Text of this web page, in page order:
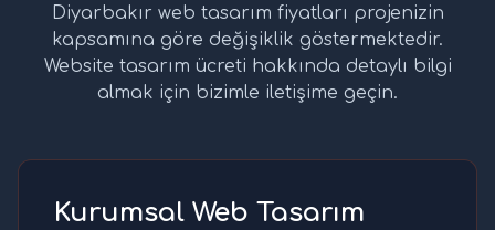
Diyarbakır web tasarım fiyatları projenizin
kapsamına göre değişiklik göstermektedir.
Website tasarım ücreti hakkında detaylı bilgi
almak için bizimle iletişime geçin.
Kurumsal Web Tasarım